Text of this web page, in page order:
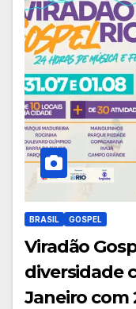
BRASIL GOSPEL
Viradão
diversidade
Janeiro com